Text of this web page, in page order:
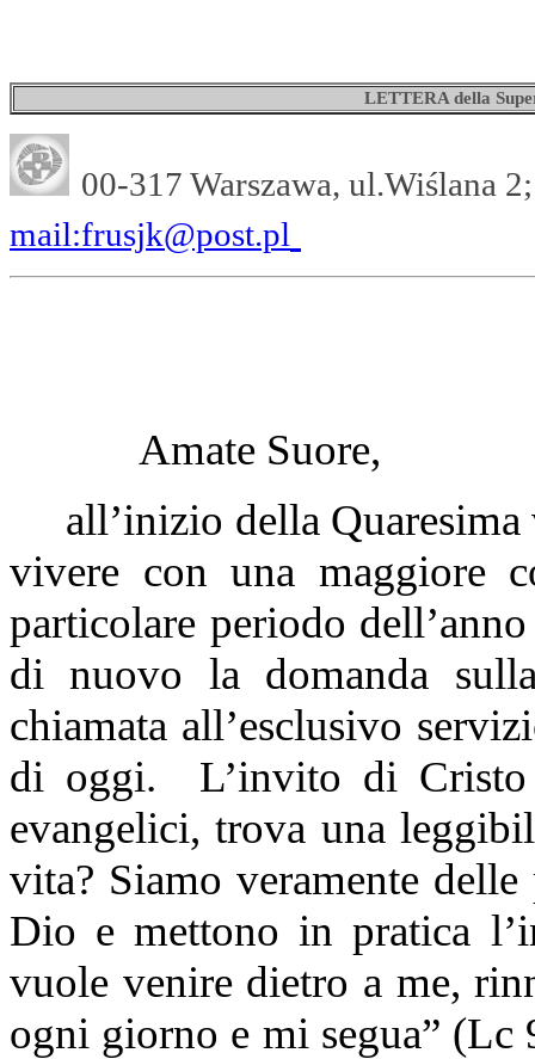
LETTERA della
00-317 Warszawa, ul.Wiślana
mail:frusjk@post.pl
Amate Suore,
all’inizio della
vivere con una maggiore
particolare periodo
di nuovo la domanda
chiamata all’esclusivo
di oggi. L’invito di Cristo
evangelici, trova una
vita? Siamo veramente
Dio e mettono in pratica
vuole venire dietro a me,
ogni giorno e mi segua”